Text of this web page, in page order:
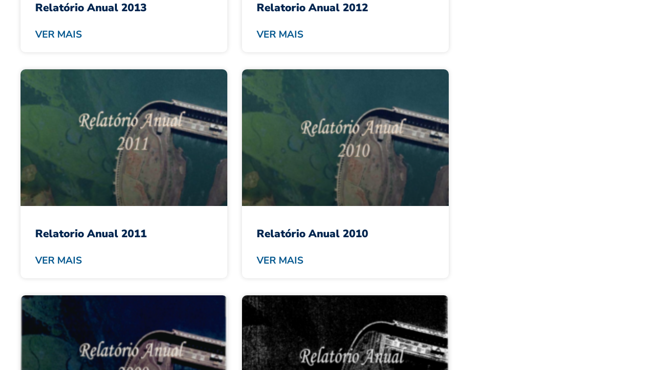
Relatório Anual 2013
VER MAIS
Relatorio Anual 2012
VER MAIS
Relatorio Anual 2011
VER MAIS
Relatório Anual 2010
VER MAIS